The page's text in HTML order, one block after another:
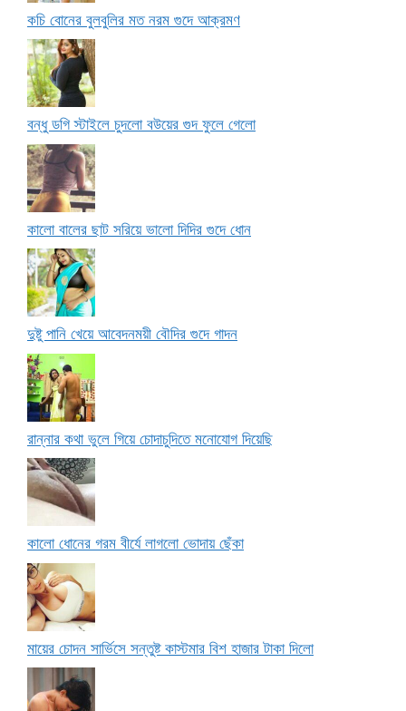
কচি বোনের বুলবুলির মত নরম গুদে আক্রমণ
বন্ধু ডগি স্টাইলে চুদলো বউয়ের গুদ ফুলে গেলো
কালো বালের ছাট সরিয়ে ভালো দিদির গুদে ধোন
দুষ্টু পানি খেয়ে আবেদনময়ী বৌদির গুদে গাদন
রান্নার কথা ভুলে গিয়ে চোদাচুদিতে মনোযোগ দিয়েছি
কালো ধোনের গরম বীর্যে লাগলো ভোদায় ছেঁকা
মায়ের চোদন সার্ভিসে সন্তুষ্ট কাস্টমার বিশ হাজার টাকা দিলো